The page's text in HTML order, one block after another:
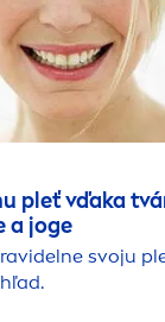
pleť vďaka
a joge
svoju